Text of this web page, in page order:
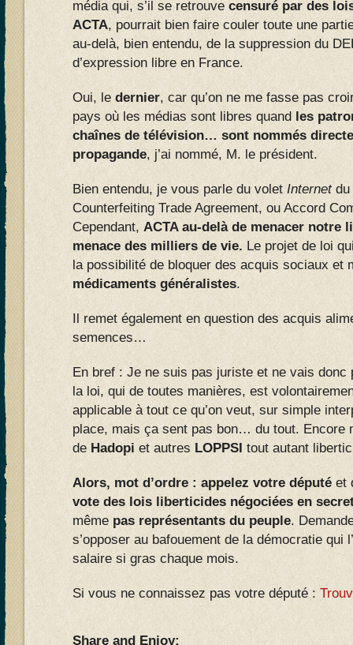
média qui, s’il se retrouve censuré par des
ACTA, pourrait bien faire couler toute une
au-delà, bien entendu, de la suppression du
d’expression libre en France.
Oui, le dernier, car qu’on ne me fasse pas
pays où les médias sont libres quand les
chaînes de télévision… sont nommés
propagande, j’ai nommé, M. le président.
Bien entendu, je vous parle du volet Internetdu
Counterfeiting Trade Agreement, ou Accord
Cependant, ACTA au-delà de menacer notre
menace des milliers de vie. Le projet de loi
la possibilité de bloquer des acquis sociaux et
médicaments généralistes.
Il remet également en question des acquis
semences…
En bref : Je ne suis pas juriste et ne vais donc
la loi, qui de toutes manières, est
applicable à tout ce qu’on veut, sur simple
place, mais ça sent pas bon… du tout. Encore
de Hadopi et autres LOPPSI tout autant
Alors, mot d’ordre : appelez votre député et
vote des lois liberticides négociées en
même pas représentants du peuple.
s’opposer au bafouement de la démocratie qui
salaire si gras chaque mois.
Si vous ne connaissez pas votre député :
Share and Enjoy: